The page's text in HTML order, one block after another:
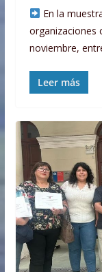
En la
organizaciones
noviembre,
Leer más